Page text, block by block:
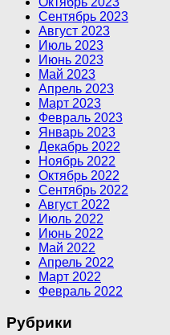
Сентябрь 2023
Август 2023
Июль 2023
Июнь 2023
Май 2023
Апрель 2023
Март 2023
Февраль 2023
Январь 2023
Декабрь 2022
Ноябрь 2022
Октябрь 2022
Сентябрь 2022
Август 2022
Июль 2022
Июнь 2022
Май 2022
Апрель 2022
Март 2022
Февраль 2022
Рубрики